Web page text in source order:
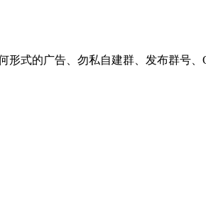
形式的广告、勿私自建群、发布群号、